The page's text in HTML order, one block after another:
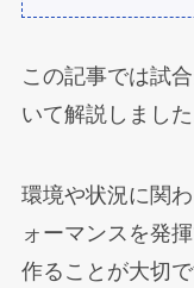
この記事では試
いて解説しました
環境や状況に関
ォーマンスを発
作ることが大切で